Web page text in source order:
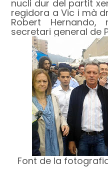
nucli dur del partit
regidora a Vic i mà
Robert
secretari general de
Font de la